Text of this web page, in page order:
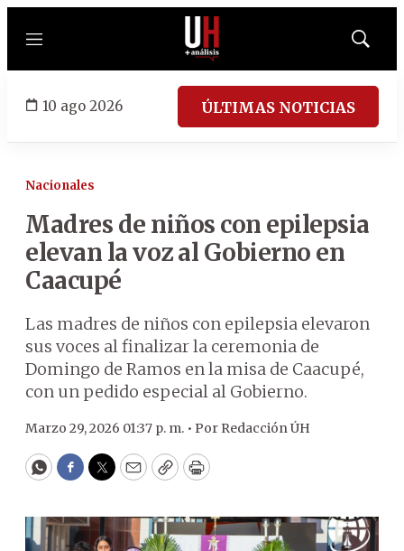
Menú
Mostrar
10 ago 2026 ÚLTIMAS NOTICIAS
Nacionales
Madres de niños con epilepsia
elevan la voz al Gobierno en
Caacupé
Las madres de niños con epilepsia elevaron
sus voces al finalizar la ceremonia de
Domingo de Ramos en la misa de Caacupé,
con un pedido especial al Gobierno.
Marzo 29, 2026 01:37 p. m. • Por Redacción ÚH
WhatsApp
Facebook
Twitter
EmailCopyPrint